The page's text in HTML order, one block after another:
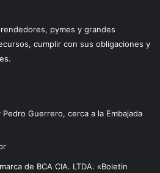
pymes y grandes
cumplir con sus obligaciones y
Guerrero, cerca a la Embajada
de BCA CIA. LTDA. «Boletin